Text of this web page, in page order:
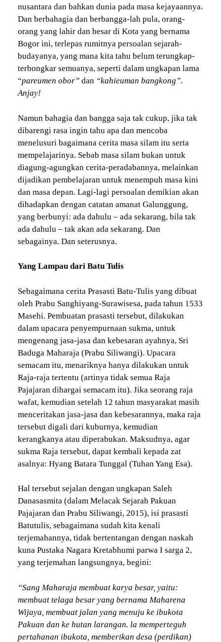
nusantara dan bahkan dunia pada masa kejayaannya.
Dan berbahagia dan berbangga-lah pula, orang-
orang yang lahir dan besar di Kota yang bernama
Bogor ini, terlepas rumitnya persoalan sejarah-
budayanya, yang mana kita tahu belum terungkap-
terbongkar semuanya, seperti dalam ungkapan lama
“pareumen obor”dan “kahieuman bangkong”.
Anjay!
Namun bahagia dan bangga saja tak cukup, jika tak
dibarengi rasa ingin tahu apa dan mencoba
menelusuri bagaimana cerita masa silam itu serta
mempelajarinya. Sebab masa silam bukan untuk
diagung-agungkan cerita-peradabannya, melainkan
dijadikan pembelajaran untuk menempuh masa kini
dan masa depan. Lagi-lagi persoalan demikian akan
dihadapkan dengan catatan amanat Galunggung,
yang berbunyi: ada dahulu – ada sekarang, bila tak
ada dahulu – tak akan ada sekarang. Dan
sebagainya. Dan seterusnya.
Yang Lampau dari Batu Tulis
Sebagaimana cerita Prasasti Batu-Tulis yang dibuat
oleh Prabu Sanghiyang-Surawisesa, pada tahun 1533
Masehi. Pembuatan prasasti tersebut, dilakukan
dalam upacara penyempurnaan sukma, untuk
mengenang jasa-jasa dan kebesaran ayahnya, Sri
Baduga Maharaja (Prabu Siliwangi). Upacara
semacam itu, menariknya hanya dilakukan untuk
Raja-raja tertentu (artinya tidak semua Raja
Pajajaran dihargai semacam itu). Jika seorang raja
wafat, kemudian setelah 12 tahun masyarakat masih
menceritakan jasa-jasa dan kebesarannya, maka raja
tersebut digali dari kuburnya, kemudian
kerangkanya atau diperabukan. Maksudnya, agar
sukma Raja tersebut, dapat kembali kepada zat
asalnya: Hyang Batara Tunggal (Tuhan Yang Esa).
Hal tersebut sejalan dengan ungkapan Saleh
Danasasmita (dalam Melacak Sejarah Pakuan
Pajajaran dan Prabu Siliwangi, 2015), isi prasasti
Batutulis, sebagaimana sudah kita kenali
terjemahannya, tidak bertentangan dengan naskah
kuna Pustaka Nagara Kretabhumi parwa I sarga 2,
yang terjemahan langsungnya, begini:
“Sang Maharaja membuat karya besar, yaitu:
membuat telaga besar yang bernama Maharena
Wijaya, membuat jalan yang menuju ke ibukota
Pakuan dan ke hutan larangan. la memperteguh
pertahanan ibukota, memberikan desa (perdikan)